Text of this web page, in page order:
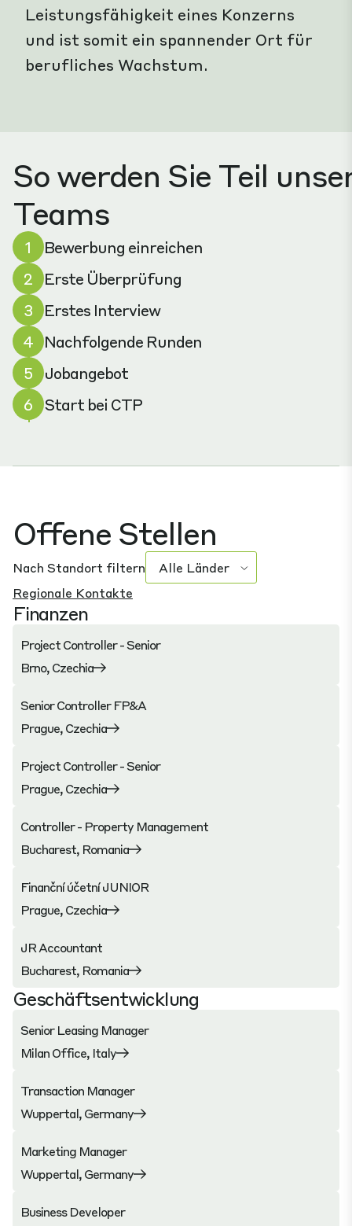
Leistungsfähigkeit eines Konzerns
und ist somit ein spannender Ort für
berufliches Wachstum.
So werden Sie Teil
Teams
1
Bewerbung einreichen
2
Erste Überprüfung
3
Erstes Interview
4
Nachfolgende Runden
5
Jobangebot
6
Start bei CTP
Offene Stellen
Nach Standort filtern
Regionale Kontakte
Finanzen
Project Controller - Senior
Brno, Czechia
Senior Controller FP&A
Prague, Czechia
Project Controller - Senior
Prague, Czechia
Controller - Property Management
Bucharest, Romania
Finanční účetní JUNIOR
Prague, Czechia
JR Accountant
Bucharest, Romania
Geschäftsentwicklung
Senior Leasing Manager
Milan Office, Italy
Transaction Manager
Wuppertal, Germany
Marketing Manager
Wuppertal, Germany
Business Developer